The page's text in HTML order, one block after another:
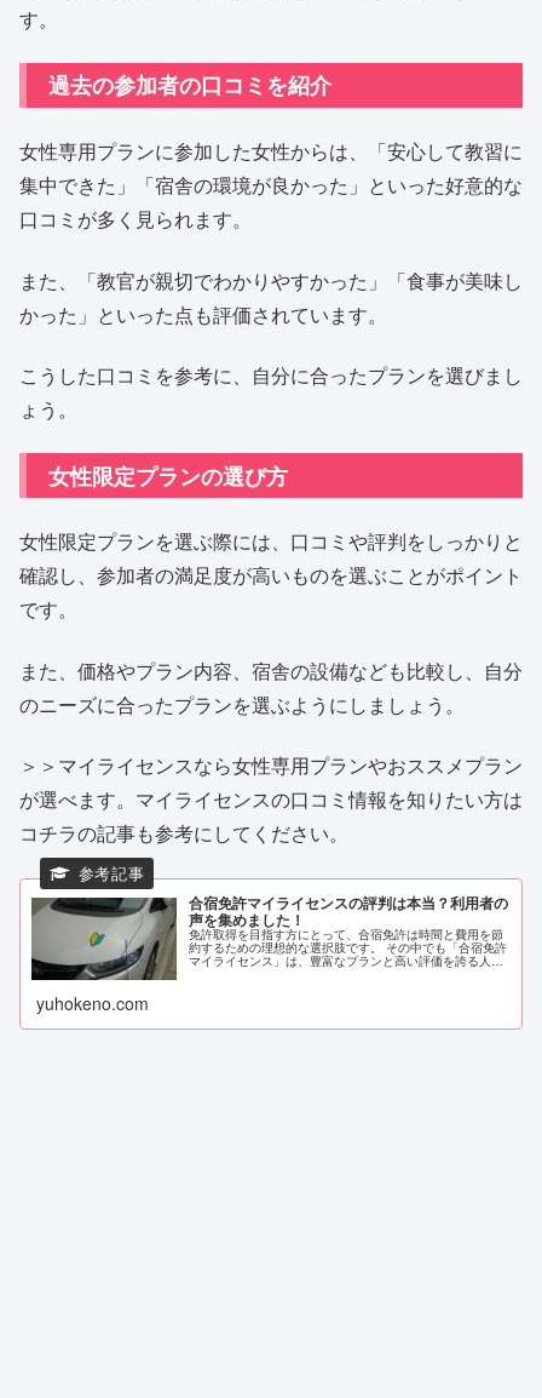
す。
過去の参加者の口コミを紹介
女性専用プランに参加した女性からは、「安心して教習に
集中できた」「宿舎の環境が良かった」といった好意的な
口コミが多く見られます。
また、「教官が親切でわかりやすかった」「食事が美味し
かった」といった点も評価されています。
こうした口コミを参考に、自分に合ったプランを選びまし
ょう。
女性限定プランの選び方
女性限定プランを選ぶ際には、口コミや評判をしっかりと
確認し、参加者の満足度が高いものを選ぶことがポイント
です。
また、価格やプラン内容、宿舎の設備なども比較し、自分
のニーズに合ったプランを選ぶようにしましょう。
＞＞マイライセンスなら女性専用プランやおススメプラン
が選べます。マイライセンスの口コミ情報を知りたい方は
コチラの記事も参考にしてください。
合宿免許マイライセンスの評判は本当？利用者の
声を集めました！
免許取得を目指す方にとって、合宿免許は時間と費用を節
約するための理想的な選択肢です。 その中でも「合宿免許
マイライセンス」は、豊富なプランと高い評価を誇る人気
yuhokeno.com